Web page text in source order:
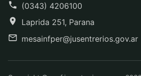
(0343) 4206100
Laprida 251, Parana
mesainfper@jusentrerios.gov.ar